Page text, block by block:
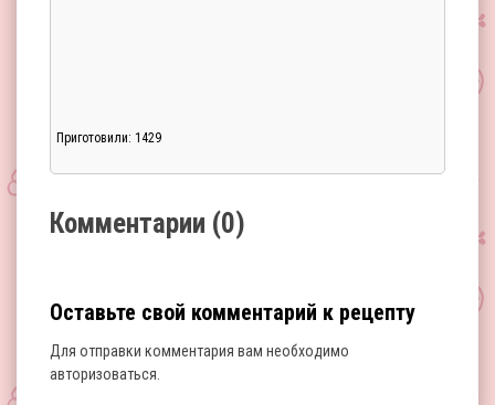
Приготовили: 1429
Комментарии (0)
Оставьте свой комментарий к рецепту
Для отправки комментария вам необходимо
авторизоваться